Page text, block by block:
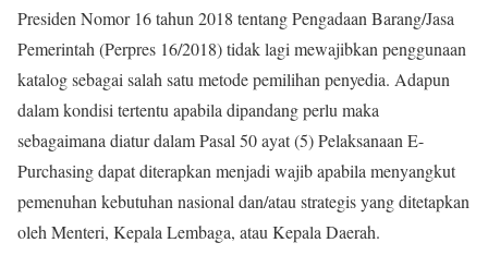
Presiden Nomor 16 tahun 2018 tentang Pengadaan Barang/Jasa
Pemerintah (Perpres 16/2018) tidak lagi mewajibkan penggunaan
katalog sebagai salah satu metode pemilihan penyedia. Adapun
dalam kondisi tertentu apabila dipandang perlu maka
sebagaimana diatur dalam Pasal 50 ayat (5) Pelaksanaan E-
Purchasing dapat diterapkan menjadi wajib apabila menyangkut
pemenuhan kebutuhan nasional dan/atau strategis yang ditetapkan
oleh Menteri, Kepala Lembaga, atau Kepala Daerah.